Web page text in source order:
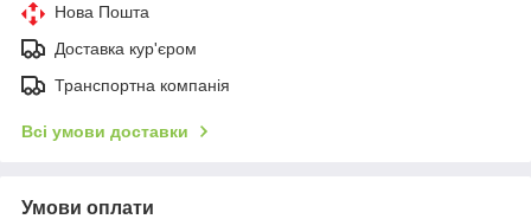
Нова Пошта
Доставка кур'єром
Транспортна компанія
Всі умови доставки
Умови оплати